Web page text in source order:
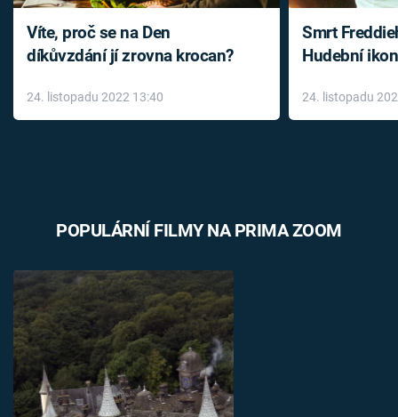
Víte, proč se na Den
díkůvzdání jí zrovna krocan?
24. listopadu 2022 13:40
Smrt
Hudební
léky
24. listopadu
POPULÁRNÍ FILMY NA PRIMA ZOOM